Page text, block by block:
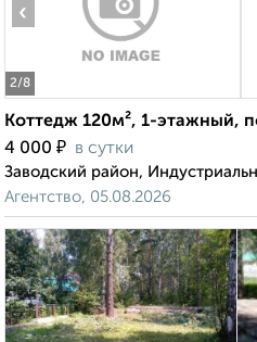
2/8
‹
Коттедж 120м², 1-этажный,
4 000 ₽ в сутки
Заводский район,
Агентство, 05.08.2026